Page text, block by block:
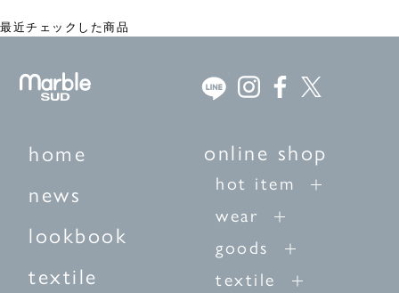
最近チェックした商品
home
news
lookbook
textile
online shop
hot item
wear
goods
textile